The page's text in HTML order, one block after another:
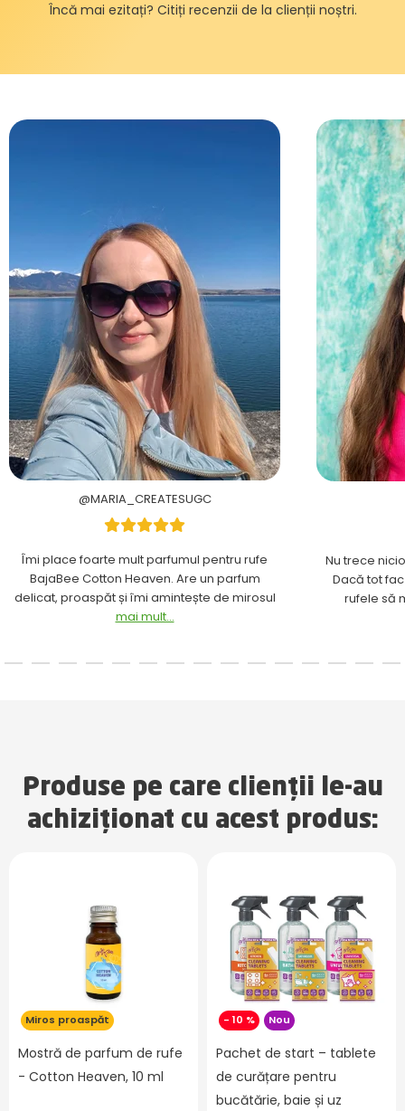
Încă mai ezitați? Citiți recenzii de la clienții noștri.
@MARIA_CREATESUGC
Îmi place foarte mult parfumul pentru rufe
BajaBee Cotton Heaven. Are un parfum
delicat, proaspăt și îmi amintește de mirosul
mai mult...
Nu trece
Dacă tot
rufele să
Produse pe care clienții le-au
achiziționat cu acest produs:
Miros proaspăt
Mostră de parfum de rufe
- Cotton Heaven, 10 ml
- 10 % Nou
Pachet de start – tablete
de curățare pentru
bucătărie, baie și uz